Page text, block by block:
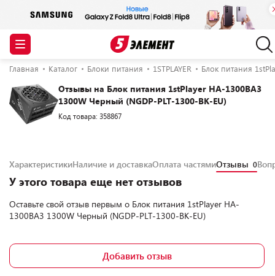
Главная Каталог Блоки питания 1STPLAYER Блок питания
Отзывы на Блок питания 1stPlayer HA-1300BA3
1300W Черный (NGDP-PLT-1300-BK-EU)
Код товара: 358867
ХарактеристикиНаличие и доставкаОплата частямиОтзывы 0
У этого товара еще нет отзывов
Оставьте свой отзыв первым о Блок питания 1stPlayer HA-
1300BA3 1300W Черный (NGDP-PLT-1300-BK-EU)
Добавить отзыв